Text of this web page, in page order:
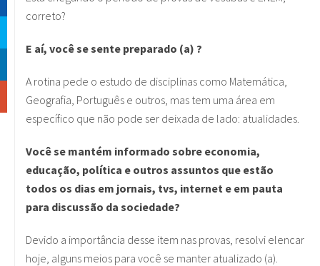
correto?
E aí, você se sente preparado (a) ?
A rotina pede o estudo de disciplinas como Matemática,
Geografia, Português e outros, mas tem uma área em
específico que não pode ser deixada de lado: atualidades.
Você se mantém informado sobre economia,
educação, política e outros assuntos que estão
todos os dias em jornais, tvs, internet e em pauta
para discussão da sociedade?
Devido a importância desse item nas provas, resolvi elencar
hoje, alguns meios para você se manter atualizado (a).